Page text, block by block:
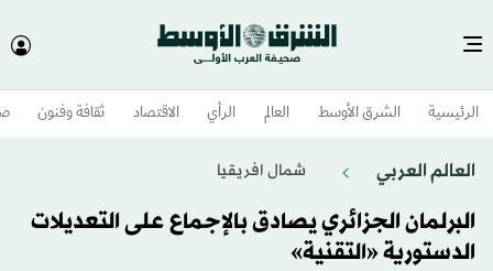
الرئيسية الشرق الأوسط​ العالم الرأي الاقتصاد ثقافة وفنون
العالم العربي شمال افريقيا
البرلمان الجزائري يصادق بالإجماع على التعديلات
الدستورية «التقنية»